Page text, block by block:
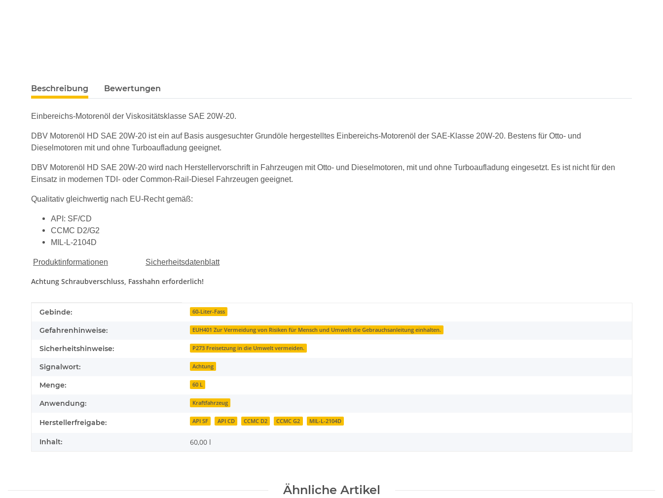
weitere Registerkarten anzeigen
Beschreibung Bewertungen
Einbereichs-Motorenöl der Viskositätsklasse SAE 20W-20.
DBV Motorenöl HD SAE 20W-20 ist ein auf Basis ausgesuchter Grundöle hergestelltes Einbereichs-Motorenöl der SAE-Klasse 20W-20. Bestens für Otto- und
Dieselmotoren mit und ohne Turboaufladung geeignet.
DBV Motorenöl HD SAE 20W-20 wird nach Herstellervorschrift in Fahrzeugen mit Otto- und Dieselmotoren, mit und ohne Turboaufladung eingesetzt. Es ist nicht für den
Einsatz in modernen TDI- oder Common-Rail-Diesel Fahrzeugen geeignet.
Qualitativ gleichwertig nach EU-Recht gemäß:
API: SF/CD
CCMC D2/G2
MIL-L-2104D
Produktinformationen Sicherheitsdatenblatt
Achtung Schraubverschluss, Fasshahn erforderlich!
Produkteigenschaft
Wert
Gebinde: 60-Liter-Fass
Gefahrenhinweise: EUH401 Zur Vermeidung von Risiken für Mensch und Umwelt die Gebrauchsanleitung einhalten.
Sicherheitshinweise: P273 Freisetzung in die Umwelt vermeiden.
Signalwort: Achtung
Menge: 60 L
Anwendung: Kraftfahrzeug
Herstellerfreigabe: API SF API CD CCMC D2 CCMC G2 MIL-L-2104D
Inhalt: 60,00 l
Ähnliche Artikel